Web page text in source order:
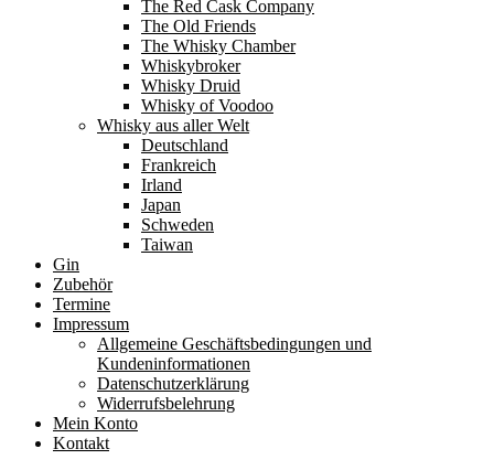
The Red Cask Company
The Old Friends
The Whisky Chamber
Whiskybroker
Whisky Druid
Whisky of Voodoo
Whisky aus aller Welt
Deutschland
Frankreich
Irland
Japan
Schweden
Taiwan
Gin
Zubehör
Termine
Impressum
Allgemeine Geschäftsbedingungen und
Kundeninformationen
Datenschutzerklärung
Widerrufsbelehrung
Mein Konto
Kontakt